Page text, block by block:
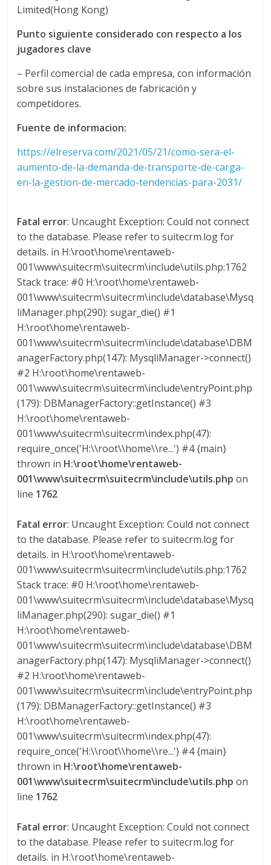
Limited(Hong Kong)
Punto siguiente considerado con respecto a los
jugadores clave
– Perfil comercial de cada empresa, con información
sobre sus instalaciones de fabricación y
competidores.
Fuente de informacion:
https://elreserva.com/2021/05/21/como-sera-el-
aumento-de-la-demanda-de-transporte-de-carga-
en-la-gestion-de-mercado-tendencias-para-2031/
Fatal error: Uncaught Exception: Could not connect
to the database. Please refer to suitecrm.log for
details. in H:\root\home\rentaweb-
001\www\suitecrm\suitecrm\include\utils.php:1762
Stack trace: #0 H:\root\home\rentaweb-
001\www\suitecrm\suitecrm\include\database\Mysq
liManager.php(290): sugar_die() #1
H:\root\home\rentaweb-
001\www\suitecrm\suitecrm\include\database\DBM
anagerFactory.php(147): MysqliManager->connect()
#2 H:\root\home\rentaweb-
001\www\suitecrm\suitecrm\include\entryPoint.php
(179): DBManagerFactory::getInstance() #3
H:\root\home\rentaweb-
001\www\suitecrm\suitecrm\index.php(47):
require_once('H:\\root\\home\\re...') #4 {main}
thrown in H:\root\home\rentaweb-
001\www\suitecrm\suitecrm\include\utils.php on
line 1762
Fatal error: Uncaught Exception: Could not connect
to the database. Please refer to suitecrm.log for
details. in H:\root\home\rentaweb-
001\www\suitecrm\suitecrm\include\utils.php:1762
Stack trace: #0 H:\root\home\rentaweb-
001\www\suitecrm\suitecrm\include\database\Mysq
liManager.php(290): sugar_die() #1
H:\root\home\rentaweb-
001\www\suitecrm\suitecrm\include\database\DBM
anagerFactory.php(147): MysqliManager->connect()
#2 H:\root\home\rentaweb-
001\www\suitecrm\suitecrm\include\entryPoint.php
(179): DBManagerFactory::getInstance() #3
H:\root\home\rentaweb-
001\www\suitecrm\suitecrm\index.php(47):
require_once('H:\\root\\home\\re...') #4 {main}
thrown in H:\root\home\rentaweb-
001\www\suitecrm\suitecrm\include\utils.php on
line 1762
Fatal error: Uncaught Exception: Could not connect
to the database. Please refer to suitecrm.log for
details. in H:\root\home\rentaweb-